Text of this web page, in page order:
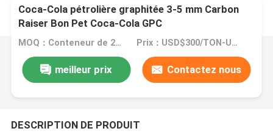
Coca-Cola pétrolière graphitée 3-5 mm Carbon
Raiser Bon Pet Coca-Cola GPC
MOQ：Conteneur de 20 généralistes Prix：USD$300/TON-USD$3000/TON
meilleur prix Contactez nous
DESCRIPTION DE PRODUIT